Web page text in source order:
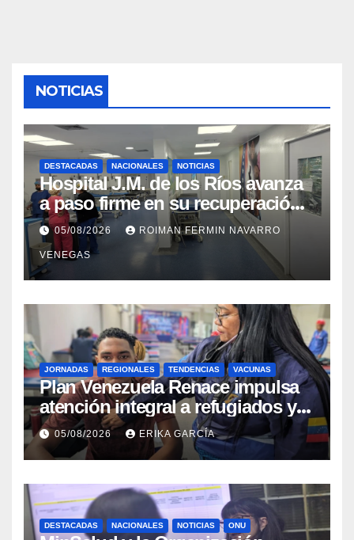
NOTICIAS
DESTACADAS NACIONALES NOTICIAS
Hospital J.M. de los Ríos avanza
a paso firme en su recuperación
tras los recientes eventos
sísmicos
05/08/2026 ROIMAN FERMIN NAVARRO
VENEGAS
JORNADAS REGIONALES TENDENCIAS VACUNAS
​Plan Venezuela Renace impulsa
atención integral a refugiados y
evaluación de vacunación en
Aragua
05/08/2026 ERIKA GARCÍA
DESTACADAS NACIONALES NOTICIAS ONU